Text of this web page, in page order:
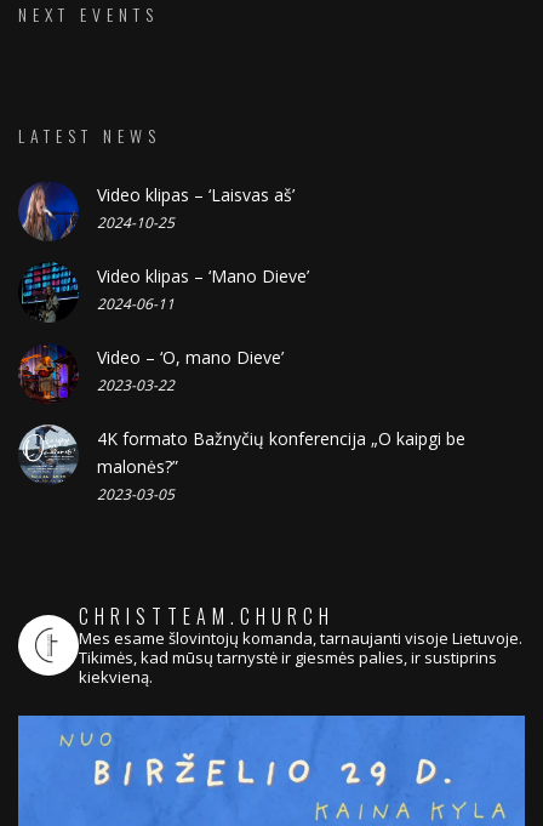
NEXT EVENTS
LATEST NEWS
Video klipas – ‘Laisvas aš’
2024-10-25
Video klipas – ‘Mano Dieve’
2024-06-11
Video – ‘O, mano Dieve’
2023-03-22
4K formato Bažnyčių konferencija „O kaipgi be
malonės?”
2023-03-05
CHRISTTEAM.CHURCH
Mes esame šlovintojų komanda, tarnaujanti visoje Lietuvoje.
Tikimės, kad mūsų tarnystė ir giesmės palies, ir sustiprins
kiekvieną.